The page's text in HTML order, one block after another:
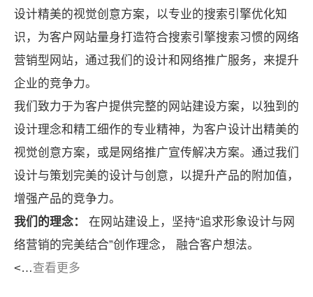
设计精美的视觉创意方案，以专业的搜索引擎优化知
识，为客户网站量身打造符合搜索引擎搜索习惯的网络
营销型网站，通过我们的设计和网络推广服务，来提升
企业的竞争力。
我们致力于为客户提供完整的网站建设方案，以独到的
设计理念和精工细作的专业精神，为客户设计出精美的
视觉创意方案，或是网络推广宣传解决方案。通过我们
设计与策划完美的设计与创意，以提升产品的附加值，
增强产品的竞争力。
我们的理念：
在网站建设上，坚持“追求形象设计与网
络营销的完美结合”创作理念， 融合客户想法。
<…查看更多